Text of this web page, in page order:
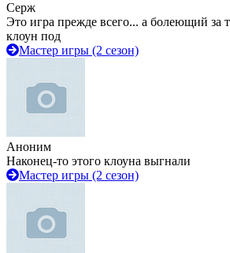
Серж
Это игра прежде всего... а болеющий за
клоун под
Мастер игры (2 сезон)
Аноним
Наконец-то этого клоуна выгнали
Мастер игры (2 сезон)